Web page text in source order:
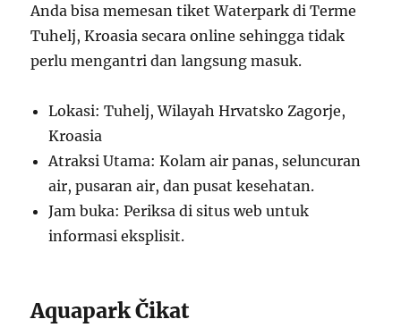
Anda bisa memesan tiket Waterpark di Terme
Tuhelj, Kroasia secara online sehingga tidak
perlu mengantri dan langsung masuk.
Lokasi: Tuhelj, Wilayah Hrvatsko Zagorje,
Kroasia
Atraksi Utama: Kolam air panas, seluncuran
air, pusaran air, dan pusat kesehatan.
Jam buka: Periksa di situs web untuk
informasi eksplisit.
Aquapark Čikat